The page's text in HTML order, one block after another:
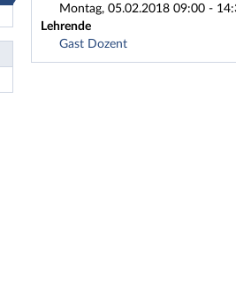
Montag, 05.02.2018 09:00 -
Lehrende
Gast Dozent